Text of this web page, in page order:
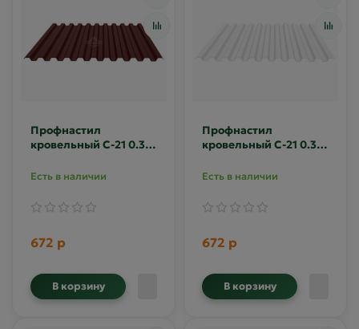
Профнастил
кровельный С-21 0.35
Есть в наличии
672 р
В корзину
Профнастил
кровельный С-21 0.35
Есть в наличии
672 р
В корзину